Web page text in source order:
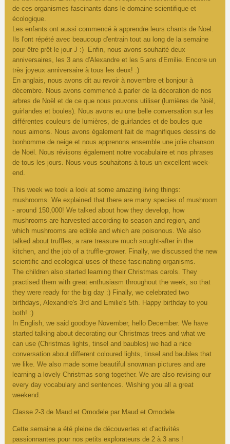
de ces organismes fascinants dans le domaine scientifique et
écologique.
Les enfants ont aussi commencé à apprendre leurs chants de Noel.
Ils l'ont répété avec beaucoup d'entrain tout au long de la semaine
pour être prêt le jour J :) Enfin, nous avons souhaité deux
anniversaires, les 3 ans d'Alexandre et les 5 ans d'Emilie. Encore un
très joyeux anniversaire à tous les deux! :)
En anglais, nous avons dit au revoir à novembre et bonjour à
décembre. Nous avons commencé à parler de la décoration de nos
arbres de Noël et de ce que nous pouvons utiliser (lumières de Noël,
guirlandes et boules). Nous avons eu une belle conversation sur les
différentes couleurs de lumières, de guirlandes et de boules que
nous aimons. Nous avons également fait de magnifiques dessins de
bonhomme de neige et nous apprenons ensemble une jolie chanson
de Noël. Nous révisons également notre vocabulaire et nos phrases
de tous les jours. Nous vous souhaitons à tous un excellent week-
end.
This week we took a look at some amazing living things:
mushrooms. We explained that there are many species of mushroom
- around 150,000! We talked about how they develop, how
mushrooms are harvested according to season and region, and
which mushrooms are edible and which are poisonous. We also
talked about truffles, a rare treasure much sought-after in the
kitchen, and the job of a truffle-grower. Finally, we discussed the new
scientific and ecological uses of these fascinating organisms.
The children also started learning their Christmas carols. They
practised them with great enthusiasm throughout the week, so that
they were ready for the big day :) Finally, we celebrated two
birthdays, Alexandre's 3rd and Emilie's 5th. Happy birthday to you
both! :)
In English, we said goodbye November, hello December. We have
started talking about decorating our Christmas trees and what we
can use (Christmas lights, tinsel and baubles) we had a nice
conversation about different coloured lights, tinsel and baubles that
we like. We also made some beautiful snowman pictures and are
learning a lovely Christmas song together. We are also revising our
every day vocabulary and sentences. Wishing you all a great
weekend.
Classe 2-3 de Maud et Omodele par Maud et Omodele
Cette semaine a été pleine de découvertes et d’activités
passionnantes pour nos petits explorateurs de 2 à 3 ans !